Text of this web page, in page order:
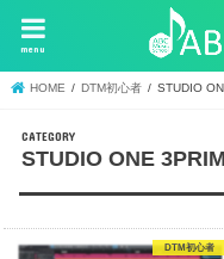
menu
HOME DTM初心者 STUDIO
STUDIO ONE
DTM初心者